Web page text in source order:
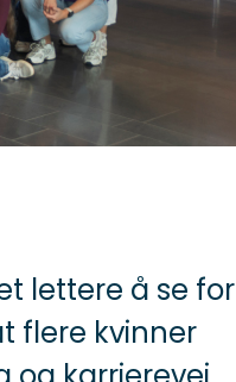
lettere å se for
flere kvinner